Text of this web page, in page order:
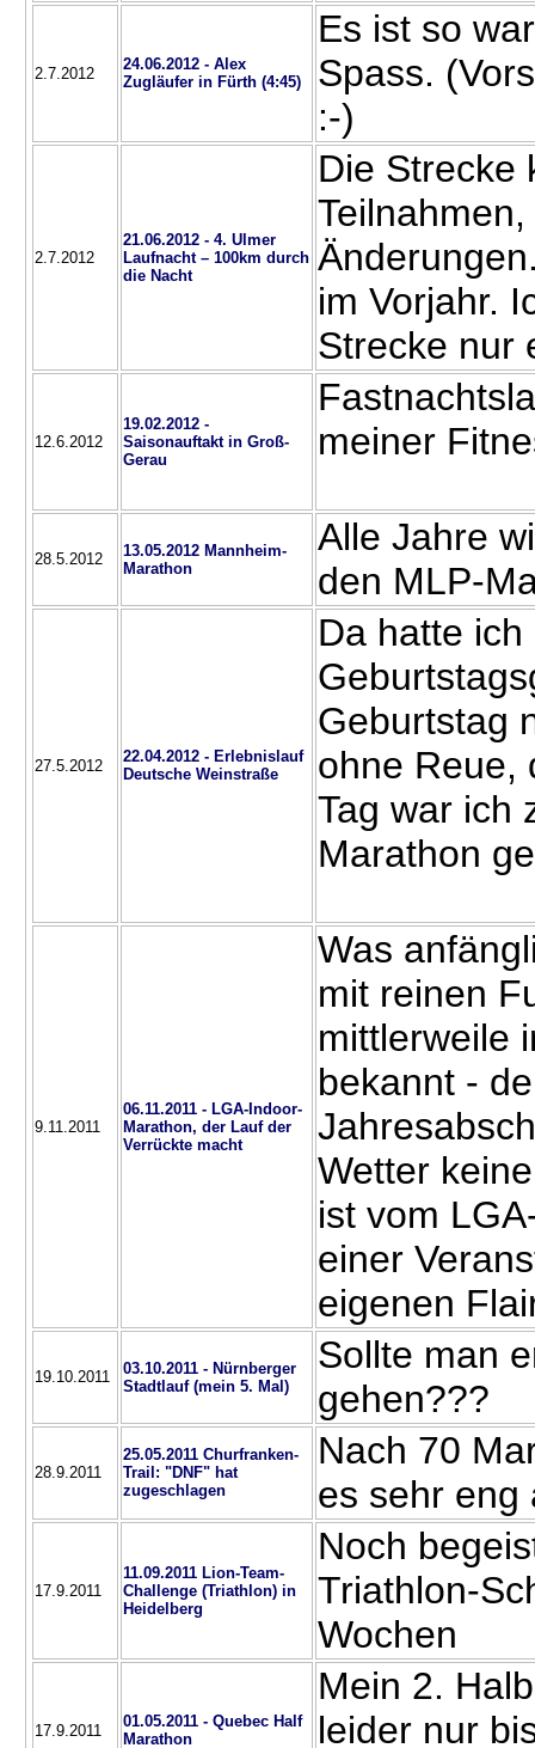
2.7.2012
24.06.2012 - Alex
Zugläufer in Fürth (4:45)
Es ist so
Spass.
:-)
2.7.2012
21.06.2012 - 4. Ulmer
Laufnacht – 100km durch
die Nacht
Die Strecke
im Vorjahr.
Strecke nur
12.6.2012
19.02.2012 -
Saisonauftakt in Groß-
Gerau
meiner
28.5.2012
13.05.2012 Mannheim-
Marathon
Alle Jahre
den MLP-
27.5.2012
22.04.2012 - Erlebnislauf
Deutsche Weinstraße
Da hatte
Geburtstag
ohne Reue,
Tag war ich
Marathon
9.11.2011
06.11.2011 - LGA-Indoor-
Marathon, der Lauf der
Verrückte macht
Was
mit reinen
mittlerweile
bekannt -
Wetter
ist vom
einer
eigenen
19.10.2011
03.10.2011 - Nürnberger
Stadtlauf (mein 5. Mal)
Sollte man
gehen???
28.9.2011
25.05.2011 Churfranken-
Trail: "DNF" hat
zugeschlagen
Nach 70
es sehr
17.9.2011
11.09.2011 Lion-Team-
Challenge (Triathlon) in
Heidelberg
Noch
Triathlon-
Wochen
17.9.2011
01.05.2011 - Quebec Half
Marathon
Mein 2.
leider nur